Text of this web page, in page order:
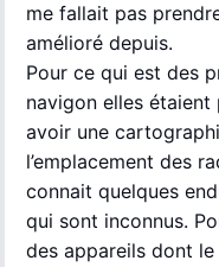
me fallait pas
amélioré depuis.
Pour ce qui est des
navigon elles étaient
avoir une
l’emplacement des
connait quelques
qui sont inconnus.
des appareils dont le